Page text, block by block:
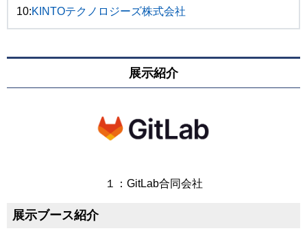
10:KINTOテクノロジーズ株式会社
展示紹介
１：GitLab合同会社
展示ブース紹介